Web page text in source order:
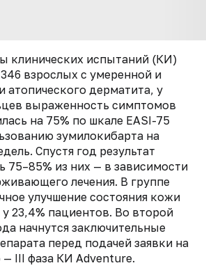
клинических испытаний (КИ)
взрослых с умеренной и
атопического дерматита, у
выраженность симптомов
на 75% по шкале EASI-75
зумилокибарта на
Спустя год результат
75–85% из них — в зависимости
лечения. В группе
улучшение состояния кожи
23,4% пациентов. Во второй
начнутся заключительные
перед подачей заявки на
— III фаза КИ Adventure.